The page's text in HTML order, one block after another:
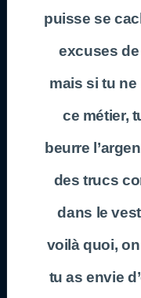
puisse se
excuses
mais si tu ne
ce métier,
beurre
des trucs
dans le
voilà quoi,
tu as envie